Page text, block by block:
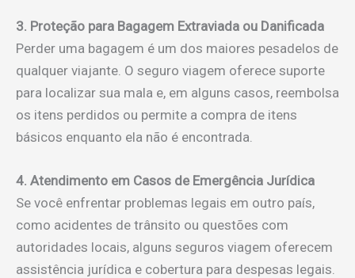
3. Proteção para Bagagem Extraviada ou Danificada
Perder uma bagagem é um dos maiores pesadelos de
qualquer viajante. O seguro viagem oferece suporte
para localizar sua mala e, em alguns casos, reembolsa
os itens perdidos ou permite a compra de itens
básicos enquanto ela não é encontrada.
4. Atendimento em Casos de Emergência Jurídica
Se você enfrentar problemas legais em outro país,
como acidentes de trânsito ou questões com
autoridades locais, alguns seguros viagem oferecem
assistência jurídica e cobertura para despesas legais.